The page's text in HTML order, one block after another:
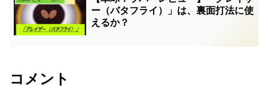
ー（バタフライ）」は、裏面打法に使
えるか？
コメント